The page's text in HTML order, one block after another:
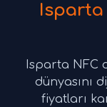
Isparta
Isparta NFC
dünyasını
fiyatları